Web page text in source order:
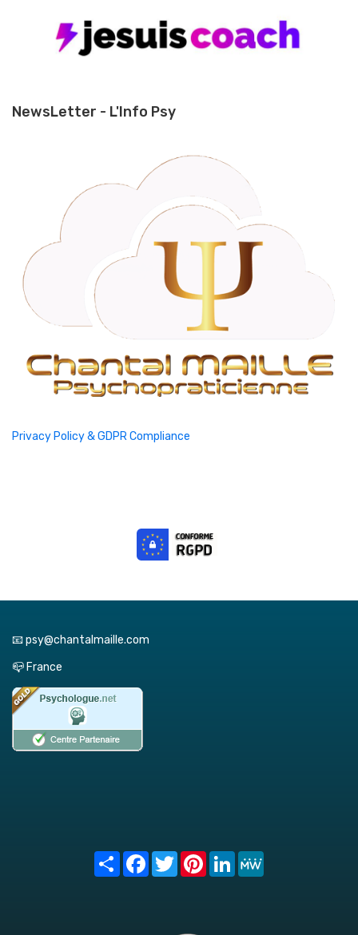
NewsLetter - L'Info Psy
Privacy Policy & GDPR Compliance
📧 psy@chantalmaille.com
📪 France
Share FacebookTwitterPinterest
LinkedIn